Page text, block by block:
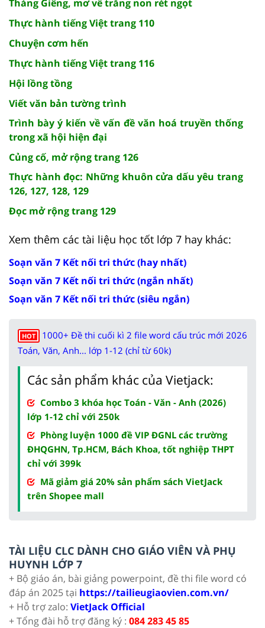
Tháng Giêng, mơ về trăng non rét ngọt
Thực hành tiếng Việt trang 110
Chuyện cơm hến
Thực hành tiếng Việt trang 116
Hội lồng tồng
Viết văn bản tường trình
Trình bày ý kiến về vấn đề văn hoá truyền thống
trong xã hội hiện đại
Củng cố, mở rộng trang 126
Thực hành đọc: Những khuôn cửa dấu yêu trang
126, 127, 128, 129
Đọc mở rộng trang 129
Xem thêm các tài liệu học tốt lớp 7 hay khác:
Soạn văn 7 Kết nối tri thức (hay nhất)
Soạn văn 7 Kết nối tri thức (ngắn nhất)
Soạn văn 7 Kết nối tri thức (siêu ngắn)
HOT
1000+ Đề thi cuối kì 2 file word cấu trúc mới 2026
Toán, Văn, Anh... lớp 1-12 (chỉ từ 60k)
Các sản phẩm khác của Vietjack:
Combo 3 khóa học Toán - Văn - Anh (2026)
lớp 1-12 chỉ với 250k
Phòng luyện 1000 đề VIP ĐGNL các trường
ĐHQGHN, Tp.HCM, Bách Khoa, tốt nghiệp THPT
chỉ với 399k
Mã giảm giá 20% sản phẩm sách VietJack
trên Shopee mall
TÀI LIỆU CLC DÀNH CHO GIÁO VIÊN VÀ PHỤ
HUYNH LỚP 7
+ Bộ giáo án, bài giảng powerpoint, đề thi file word có
đáp án 2025 tại https://tailieugiaovien.com.vn/
+ Hỗ trợ zalo: VietJack Official
+ Tổng đài hỗ trợ đăng ký : 084 283 45 85